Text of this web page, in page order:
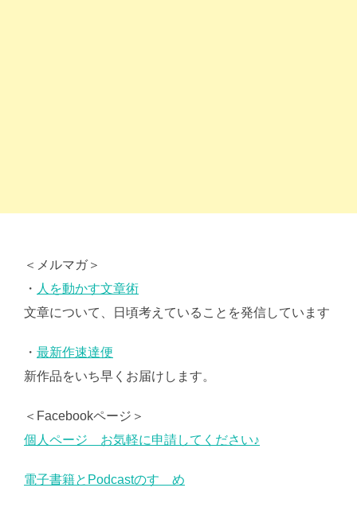
＜メルマガ＞
・ 人を動かす文章術
文章について、日頃考えていることを発信しています
・ 最新作速達便
新作品をいち早くお届けします。
＜Facebookページ＞
個人ページ お気軽に申請してください♪
電子書籍とPodcastのすゝめ